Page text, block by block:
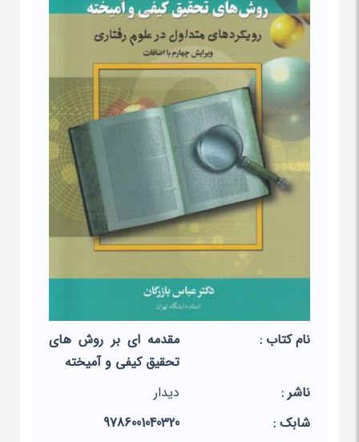
نام کتاب :
مقدمه ای بر روش های
تحقیق کیفی و آمیخته
ناشر :
دیدار
شابک :
9786001040320